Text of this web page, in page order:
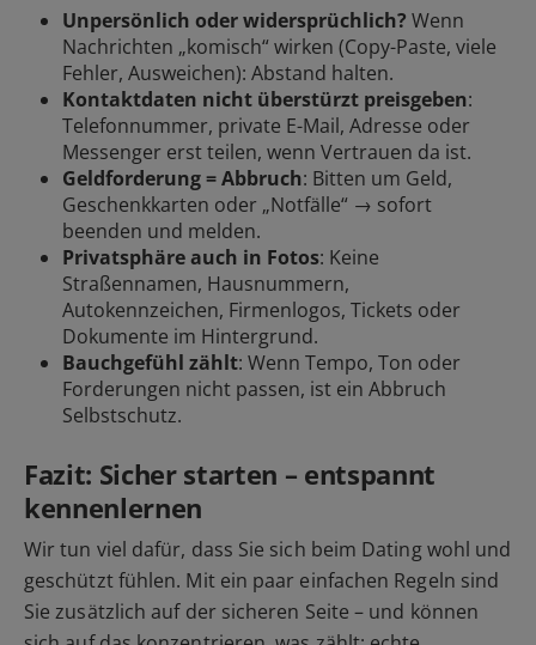
Unpersönlich oder widersprüchlich? Wenn
Nachrichten „komisch“ wirken (Copy-Paste, viele
Fehler, Ausweichen): Abstand halten.
Kontaktdaten nicht überstürzt preisgeben:
Telefonnummer, private E-Mail, Adresse oder
Messenger erst teilen, wenn Vertrauen da ist.
Geldforderung = Abbruch: Bitten um Geld,
Geschenkkarten oder „Notfälle“ → sofort
beenden und melden.
Privatsphäre auch in Fotos: Keine
Straßennamen, Hausnummern,
Autokennzeichen, Firmenlogos, Tickets oder
Dokumente im Hintergrund.
Bauchgefühl zählt: Wenn Tempo, Ton oder
Forderungen nicht passen, ist ein Abbruch
Selbstschutz.
Fazit: Sicher starten – entspannt
kennenlernen
Wir tun viel dafür, dass Sie sich beim Dating wohl und
geschützt fühlen. Mit ein paar einfachen Regeln sind
Sie zusätzlich auf der sicheren Seite – und können